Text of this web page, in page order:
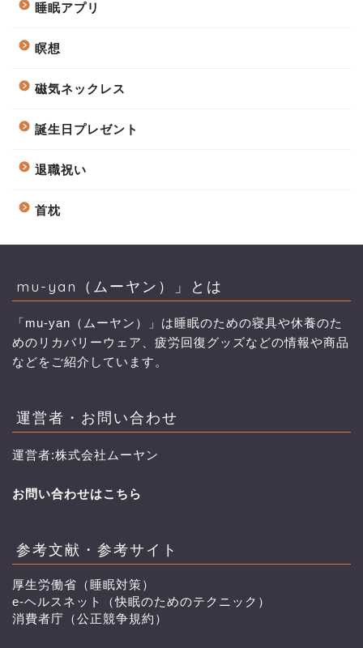
睡眠アプリ
瞑想
磁気ネックレス
誕生日プレゼント
退職祝い
首枕
mu-yan（ムーヤン）」とは
「mu-yan（ムーヤン）」は睡眠のための寝具や休養のた
めのリカバリーウェア、疲労回復グッズなどの情報や商品
などをご紹介しています。
運営者・お問い合わせ
運営者:株式会社ムーヤン
お問い合わせはこちら
参考文献・参考サイト
厚生労働省（睡眠対策）
e-ヘルスネット（快眠のためのテクニック）
消費者庁（公正競争規約）